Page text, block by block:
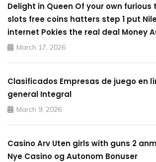
Delight in Queen Of your own
slots free coins hatters step 1 put
internet Pokies the real deal Money
March 17, 2026
Clasificados Empresas de juego en
general Integral
March 9, 2026
Casino Arv Uten girls with guns 2
Nye Casino og Autonom Bonuser